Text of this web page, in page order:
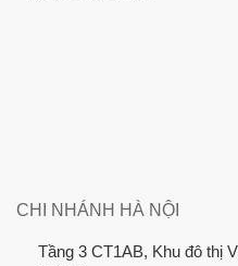
CHI NHÁNH HÀ NỘI
Tầng 3 CT1AB, Khu đô thị